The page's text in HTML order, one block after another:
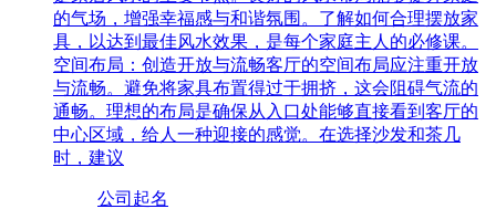
的气场，增强幸福感与和谐氛围。了解如何合理摆放家
具，以达到最佳风水效果，是每个家庭主人的必修课。
空间布局：创造开放与流畅客厅的空间布局应注重开放
与流畅。避免将家具布置得过于拥挤，这会阻碍气流的
通畅。理想的布局是确保从入口处能够直接看到客厅的
中心区域，给人一种迎接的感觉。在选择沙发和茶几
时，建议
公司起名